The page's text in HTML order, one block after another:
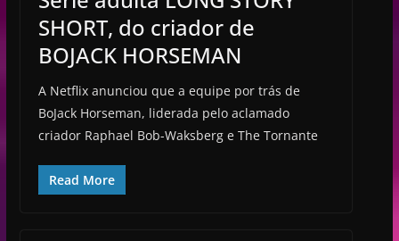
SHORT, do criador de
BOJACK HORSEMAN
A Netflix anunciou que a equipe por trás de
BoJack Horseman, liderada pelo aclamado
criador Raphael Bob-Waksberg e The Tornante
Read More